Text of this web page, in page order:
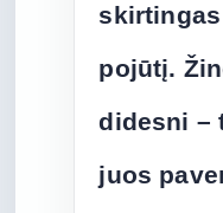
pojūtį.
didesni –
juos